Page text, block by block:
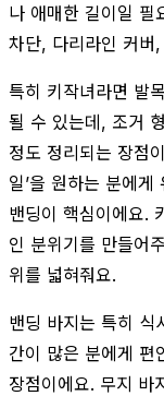
나 애매한 길이일 필
차단, 다리라인 커버
특히 키작녀라면 발
될 수 있는데, 조거
정도 정리되는 장점
일’을 원하는 분에
밴딩이 핵심이에요.
인 분위기를 만들어
위를 넓혀줘요.
밴딩 바지는 특히 식
간이 많은 분에게 편
장점이에요. 무지 바